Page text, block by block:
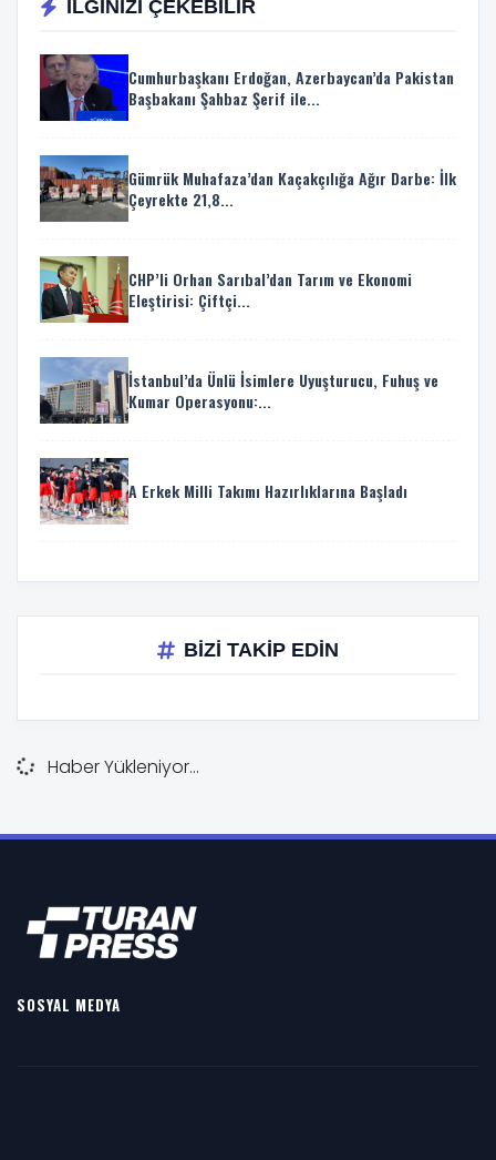
İLGİNİZİ ÇEKEBİLİR
Cumhurbaşkanı Erdoğan, Azerbaycan’da Pakistan
Başbakanı Şahbaz Şerif ile...
Gümrük Muhafaza’dan Kaçakçılığa Ağır Darbe: İlk
Çeyrekte 21,8...
CHP’li Orhan Sarıbal’dan Tarım ve Ekonomi
Eleştirisi: Çiftçi...
İstanbul’da Ünlü İsimlere Uyuşturucu, Fuhuş ve
Kumar Operasyonu:...
A Erkek Milli Takımı Hazırlıklarına Başladı
BİZİ TAKİP EDİN
Haber Yükleniyor...
SOSYAL MEDYA